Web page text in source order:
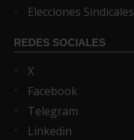
Elecciones Sindicales
REDES SOCIALES
X
Facebook
Telegram
Linkedin